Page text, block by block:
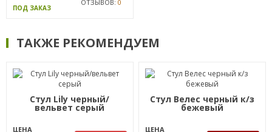
ПОД ЗАКАЗ
ОТЗЫВОВ: 0
ТАКЖЕ РЕКОМЕНДУЕМ
Стул Lily черный/
вельвет серый
ЦЕНА
Стул Велес черный к/з
бежевый
ЦЕНА